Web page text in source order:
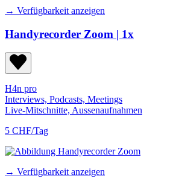
→ Verfügbarkeit anzeigen
Handyrecorder Zoom | 1x
H4n pro
Interviews, Podcasts, Meetings
Live-Mitschnitte, Aussenaufnahmen
5 CHF/Tag
→ Verfügbarkeit anzeigen